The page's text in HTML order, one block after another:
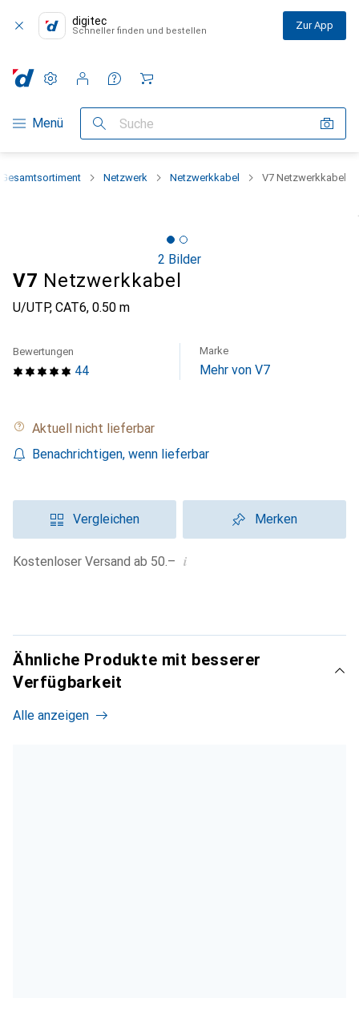
digitec
Schneller finden und bestellen Zur App
Navigation nach Kategorien
Menü Suche
Einstellungen
Kundenkonto
Vergleichslisten
Merklisten
Warenkorb
Gesamtsortiment Netzwerk Netzwerkkabel V7 Netzwerkkabel
2 Bilder
V7 Netzwerkkabel
U/UTP, CAT6, 0.50 m
44
Bewertungen Marke
Mehr von V7
Aktuell nicht lieferbar
Benachrichtigen, wenn lieferbar
Vergleichen Merken
Kostenloser Versand ab 50.– i
Ähnliche Produkte mit besserer
Verfügbarkeit
Alle anzeigen